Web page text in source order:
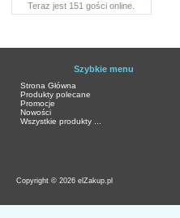
Teraz jest 151 gości online.
Szybkie menu
Strona Główna
Produkty polecane
Promocje
Nowości
Wszystkie produkty ...
Copyright © 2026 elZakup.pl